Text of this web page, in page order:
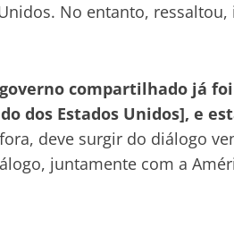
No entanto, ressaltou,
compartilhado já
dos Estados Unidos], e
deve surgir do diálogo
juntamente com a